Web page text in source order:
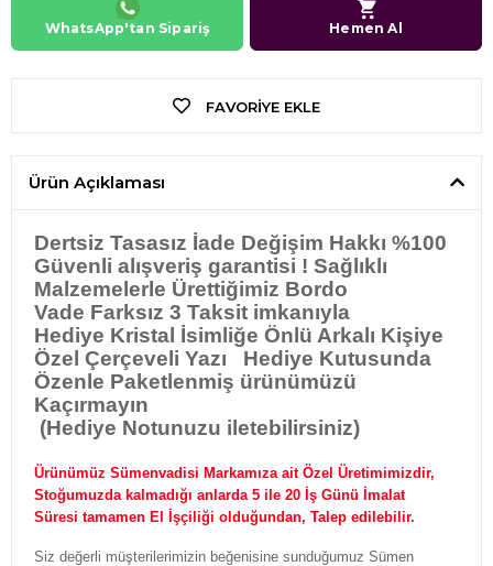
WhatsApp'tan Sipariş Hemen Al
FAVORIYE EKLE
Ürün Açıklaması
Dertsiz Tasasız İade Değişim Hakkı %100
Güvenli alışveriş garantisi ! Sağlıklı
Malzemelerle Ürettiğimiz Bordo
Vade Farksız 3 Taksit imkanıyla
Hediye Kristal İsimliğe Önlü Arkalı Kişiye
Özel Çerçeveli Yazı Hediye Kutusunda
Özenle Paketlenmiş ürünümüzü
Kaçırmayın
(Hediye Notunuzu iletebilirsiniz)
Ürünümüz Sümenvadisi Markamıza ait Özel Üretimimizdir,
Stoğumuzda kalmadığı anlarda 5 ile 20 İş Günü İmalat
Süresi tamamen El İşçiliği olduğundan, Talep edilebilir.
Siz değerli müşterilerimizin beğenisine sunduğumuz Sümen